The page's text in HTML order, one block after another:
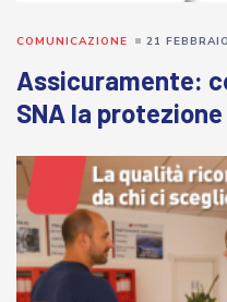
Assicuramente:
SNA la
COMUNICAZIONE 21